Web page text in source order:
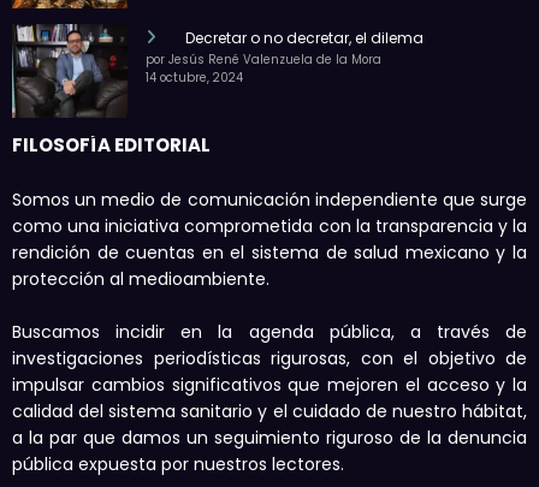
Decretar o no decretar, el dilema
por Jesús René Valenzuela de la Mora
14 octubre, 2024
FILOSOFÍA EDITORIAL
Somos un medio de comunicación independiente que surge
como una iniciativa comprometida con la transparencia y la
rendición de cuentas en el sistema de salud mexicano y la
protección al medioambiente.
Buscamos incidir en la agenda pública, a través de
investigaciones periodísticas rigurosas, con el objetivo de
impulsar cambios significativos que mejoren el acceso y la
calidad del sistema sanitario y el cuidado de nuestro hábitat,
a la par que damos un seguimiento riguroso de la denuncia
pública expuesta por nuestros lectores.